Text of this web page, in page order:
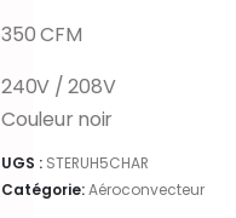
350 CFM
240V / 208V
Couleur noir
UGS : STERUH5CHAR
Catégorie:Aéroconvecteur